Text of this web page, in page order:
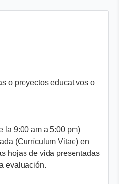
o proyectos educativos o
la 9:00 am a 5:00 pm)
(Currículum Vitae) en
hojas de vida presentadas
evaluación.